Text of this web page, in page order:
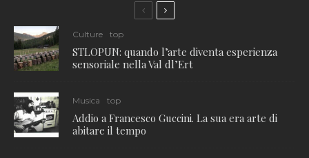
Culture top
STLOPUN: quando l’arte diventa esperienza
sensoriale nella Val dl’Ert
Musica top
Addio a Francesco Guccini. La sua era arte di
abitare il tempo